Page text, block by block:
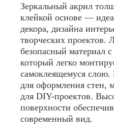
Зеркальный акрил
клейкой основе —
декора, дизайна
творческих проектов.
безопасный материал
который легко
самоклеящемуся слою.
для оформления стен,
для DIY-проектов.
поверхности
современный вид.